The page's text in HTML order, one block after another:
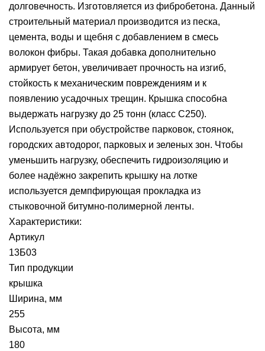
долговечность. Изготовляется из фибробетона. Данный
строительный материал производится из песка,
цемента, воды и щебня с добавлением в смесь
волокон фибры. Такая добавка дополнительно
армирует бетон, увеличивает прочность на изгиб,
стойкость к механическим повреждениям и к
появлению усадочных трещин. Крышка способна
выдержать нагрузку до 25 тонн (класс С250).
Используется при обустройстве парковок, стоянок,
городских автодорог, парковых и зеленых зон. Чтобы
уменьшить нагрузку, обеспечить гидроизоляцию и
более надёжно закрепить крышку на лотке
используется демпфирующая прокладка из
стыковочной битумно-полимерной ленты.
Характеристики:
Артикул
13Б03
Тип продукции
крышка
Ширина, мм
255
Высота, мм
180